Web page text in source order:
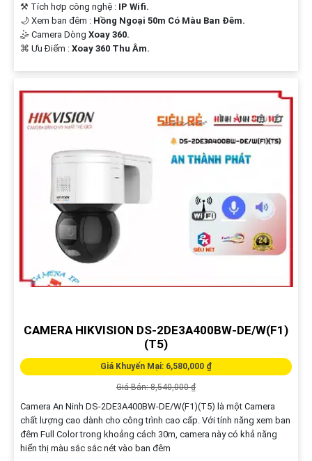
⚒ Tích hợp công nghệ : IP Wifi.
🌙 Xem ban đêm : Hồng Ngoại 50m Có Màu Ban Đêm.
🤹 Camera Dòng Xoay 360.
️⌘ Ưu Điểm : Xoay 360 Thu Âm.
CAMERA HIKVISION DS-2DE3A400BW-DE/W(F1)
(T5)
Giá Khuyến Mại: 6,580,000 ₫
Giá Bán: 8,540,000 ₫
Camera An Ninh DS-2DE3A400BW-DE/W(F1)(T5) là một Camera
chất lượng cao dành cho công trình cao cấp. Với tính năng xem ban
đêm Full Color trong khoảng cách 30m, camera này có khả năng
hiển thị màu sắc sắc nét vào ban đêm